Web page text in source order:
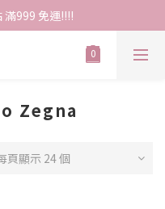
滿999 免運!!!!
Zegna
頁顯示 24 個